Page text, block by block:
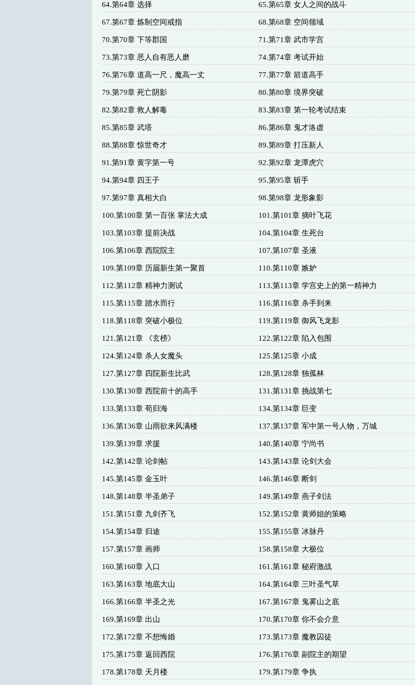
64.第64章 选择 65.第65章 女人之间的战斗
67.第67章 炼制空间戒指 68.第68章 空间领域
70.第70章 下等郡国 71.第71章 武市学宫
73.第73章 恶人自有恶人磨 74.第74章 考试开始
76.第76章 道高一尺，魔高一丈 77.第77章 箭道高手
79.第79章 死亡阴影 80.第80章 境界突破
82.第82章 救人解毒 83.第83章 第一轮考试结束
85.第85章 武塔 86.第86章 鬼才洛虚
88.第88章 惊世奇才 89.第89章 打压新人
91.第91章 黄字第一号 92.第92章 龙潭虎穴
94.第94章 四王子 95.第95章 斩手
97.第97章 真相大白 98.第98章 龙形象影
100.第100章 第一百张 掌法大成 101.第101章 摘叶飞花
103.第103章 提前决战 104.第104章 生死台
106.第106章 西院院主 107.第107章 圣液
109.第109章 历届新生第一聚首 110.第110章 嫉妒
112.第112章 精神力测试 113.第113章 学宫史上的第一精神力
115.第115章 踏水而行 116.第116章 杀手到来
118.第118章 突破小极位 119.第119章 御风飞龙影
121.第121章 《玄榜》 122.第122章 陷入包围
124.第124章 杀人女魔头 125.第125章 小成
127.第127章 四院新生比武 128.第128章 独孤林
130.第130章 西院前十的高手 131.第131章 挑战第七
133.第133章 荀归海 134.第134章 巨变
136.第136章 山雨欲来风满楼 137.第137章 军中第一号人物，万城
139.第139章 求援 140.第140章 宁尚书
142.第142章 论剑帖 143.第143章 论剑大会
145.第145章 金玉叶 146.第146章 断剑
148.第148章 半圣弟子 149.第149章 燕子剑法
151.第151章 九剑齐飞 152.第152章 黄师姐的策略
154.第154章 归途 155.第155章 冰脉丹
157.第157章 画师 158.第158章 大极位
160.第160章 入口 161.第161章 秘府激战
163.第163章 地底大山 164.第164章 三叶圣气草
166.第166章 半圣之光 167.第167章 鬼雾山之底
169.第169章 出山 170.第170章 你不会介意
172.第172章 不想悔婚 173.第173章 魔教囚徒
175.第175章 返回西院 176.第176章 副院主的期望
178.第178章 天月楼 179.第179章 争执